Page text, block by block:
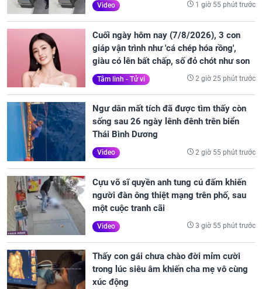
Video 1 giờ 55 phút trước
Cuối ngày hôm nay (7/8/2026), 3 con
giáp vận trình như 'cá chép hóa rồng',
giàu có lên bất chấp, số đỏ chót như son
Tâm linh - Tử vi 2 giờ 25 phút trước
Ngư dân mất tích đã được tìm thấy còn
sống sau 26 ngày lênh đênh trên biển
Thái Bình Dương
Video 2 giờ 55 phút trước
Cựu võ sĩ quyền anh tung cú đấm khiến
người đàn ông thiệt mạng trên phố, sau
một cuộc tranh cãi
Video 3 giờ 55 phút trước
Thấy con gái chưa chào đời mỉm cười
trong lúc siêu âm khiến cha mẹ vô cùng
xúc động